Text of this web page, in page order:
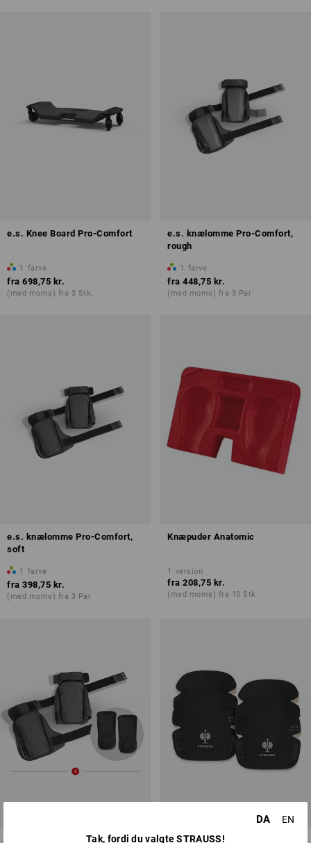
e.s. Knee Board Pro-Comfort
1 farve
fra 698,75 kr.
(med moms) fra 3 Stk.
e.s. knælomme Pro-Comfort,
rough
1 farve
fra 448,75 kr.
(med moms) fra 3 Par
e.s. knælomme Pro-Comfort,
soft
1 farve
fra 398,75 kr.
(med moms) fra 3 Par
Knæpuder Anatomic
1 version
fra 208,75 kr.
(med moms) fra 10 Stk.
SÆT: e.s. Knee Pad + e.s. Knee Pad Flex
DA
EN
Tak, fordi du valgte STRAUSS!